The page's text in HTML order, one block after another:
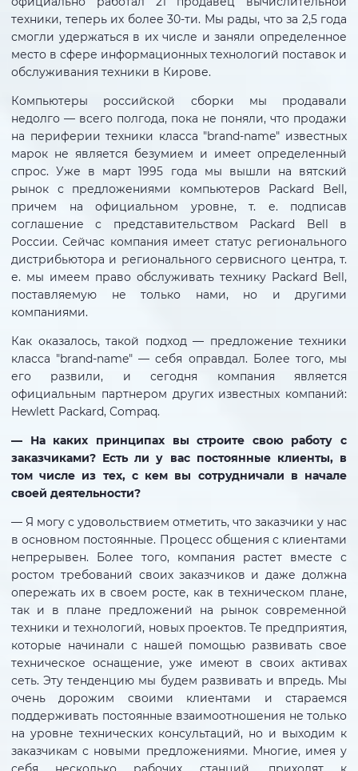
техники, теперь их более 30-ти. Мы рады, что за 2,5 года
смогли удержаться в их числе и заняли определенное
место в сфере информационных технологий поставок и
обслуживания техники в Кирове.
Компьютеры российской сборки мы продавали
недолго — всего полгода, пока не поняли, что продажи
на периферии техники класса "brand-name" известных
марок не является безумием и имеет определенный
спрос. Уже в март 1995 года мы вышли на вятский
рынок с предложениями компьютеров Packard Bell,
причем на официальном уровне, т. е. подписав
соглашение с представительством Packard Bell в
России. Сейчас компания имеет статус регионального
дистрибьютора и регионального сервисного центра, т.
е. мы имеем право обслуживать технику Packard Bell,
поставляемую не только нами, но и другими
компаниями.
Как оказалось, такой подход — предложение техники
класса "brand-name" — себя оправдал. Более того, мы
его развили, и сегодня компания является
официальным партнером других известных компаний:
Hewlett Packard, Compaq.
— На каких принципах вы строите свою работу с
заказчиками? Есть ли у вас постоянные клиенты, в
том числе из тех, с кем вы сотрудничали в начале
своей деятельности?
— Я могу с удовольствием отметить, что заказчики у нас
в основном постоянные. Процесс общения с клиентами
непрерывен. Более того, компания растет вместе с
ростом требований своих заказчиков и даже должна
опережать их в своем росте, как в техническом плане,
так и в плане предложений на рынок современной
техники и технологий, новых проектов. Те предприятия,
которые начинали с нашей помощью развивать свое
техническое оснащение, уже имеют в своих активах
сеть. Эту тенденцию мы будем развивать и впредь. Мы
очень дорожим своими клиентами и стараемся
поддерживать постоянные взаимоотношения не только
на уровне технических консультаций, но и выходим к
заказчикам с новыми предложениями. Многие, имея у